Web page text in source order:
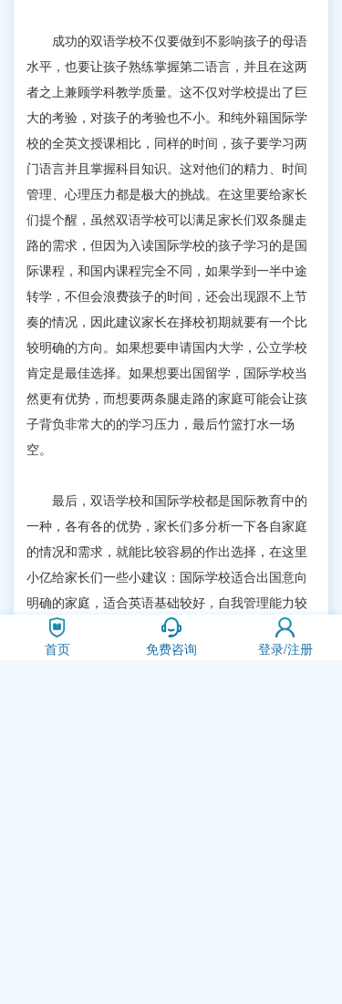
成功的双语学校不仅要做到不影响孩子的母语
水平，也要让孩子熟练掌握第二语言，并且在这两
者之上兼顾学科教学质量。这不仅对学校提出了巨
大的考验，对孩子的考验也不小。和纯外籍国际学
校的全英文授课相比，同样的时间，孩子要学习两
门语言并且掌握科目知识。这对他们的精力、时间
管理、心理压力都是极大的挑战。在这里要给家长
们提个醒，虽然双语学校可以满足家长们双条腿走
路的需求，但因为入读国际学校的孩子学习的是国
际课程，和国内课程完全不同，如果学到一半中途
转学，不但会浪费孩子的时间，还会出现跟不上节
奏的情况，因此建议家长在择校初期就要有一个比
较明确的方向。如果想要申请国内大学，公立学校
肯定是最佳选择。如果想要出国留学，国际学校当
然更有优势，而想要两条腿走路的家庭可能会让孩
子背负非常大的的学习压力，最后竹篮打水一场
空。
最后，双语学校和国际学校都是国际教育中的
一种，各有各的优势，家长们多分析一下各自家庭
的情况和需求，就能比较容易的作出选择，在这里
小亿给家长们一些小建议： 国际学校适合出国意向
明确的家庭，适合英语基础较好，自我管理能力较
强的孩子。
双语学校适合于出国意向不明确的家
庭，适合于想在国内同时接受中西方两种教育的家
首页 免费咨询 登录/注册